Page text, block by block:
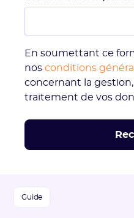
Guide
En soumettant ce
nos conditions
concernant la
traitement de vos